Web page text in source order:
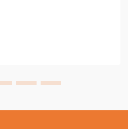
сложных форм и